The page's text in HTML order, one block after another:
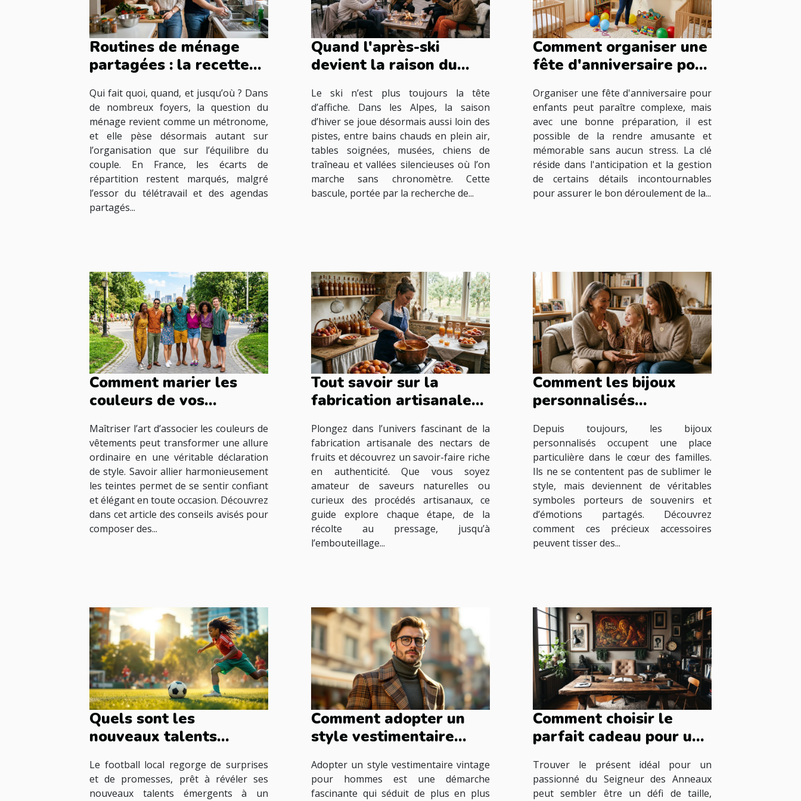
Routines de ménage
partagées : la recette
Qui fait quoi, quand, et jusqu’où ? Dans
de nombreux foyers, la question du
ménage revient comme un métronome,
et elle pèse désormais autant sur
l’organisation que sur l’équilibre du
couple. En France, les écarts de
répartition restent marqués, malgré
l’essor du télétravail et des agendas
partagés...
Quand l'après-ski
devient la raison du
Le ski n’est plus toujours la tête
d’affiche. Dans les Alpes, la saison
d’hiver se joue désormais aussi loin des
pistes, entre bains chauds en plein air,
tables soignées, musées, chiens de
traîneau et vallées silencieuses où l’on
marche sans chronomètre. Cette
bascule, portée par la recherche de...
Comment organiser une
fête d'anniversaire pour
Organiser une fête d'anniversaire pour
enfants peut paraître complexe, mais
avec une bonne préparation, il est
possible de la rendre amusante et
mémorable sans aucun stress. La clé
réside dans l'anticipation et la gestion
de certains détails incontournables
pour assurer le bon déroulement de la...
Comment marier les
couleurs de vos
harmonie parfaite ?
Maîtriser l’art d’associer les couleurs de
vêtements peut transformer une allure
ordinaire en une véritable déclaration
de style. Savoir allier harmonieusement
les teintes permet de se sentir confiant
et élégant en toute occasion. Découvrez
dans cet article des conseils avisés pour
composer des...
Tout savoir sur la
fabrication artisanale
Plongez dans l’univers fascinant de la
fabrication artisanale des nectars de
fruits et découvrez un savoir-faire riche
en authenticité. Que vous soyez
amateur de saveurs naturelles ou
curieux des procédés artisanaux, ce
guide explore chaque étape, de la
récolte au pressage, jusqu’à
l’embouteillage...
Comment les bijoux
personnalisés
familiaux ?
Depuis toujours, les bijoux
personnalisés occupent une place
particulière dans le cœur des familles.
Ils ne se contentent pas de sublimer le
style, mais deviennent de véritables
symboles porteurs de souvenirs et
d’émotions partagés. Découvrez
comment ces précieux accessoires
peuvent tisser des...
Quels sont les
nouveaux talents
football local ?
Le football local regorge de surprises
et de promesses, prêt à révéler ses
nouveaux talents émergents à un
Comment adopter un
style vestimentaire
Adopter un style vestimentaire vintage
pour hommes est une démarche
fascinante qui séduit de plus en plus
Comment choisir le
parfait cadeau pour un
Anneaux ?
Trouver le présent idéal pour un
passionné du Seigneur des Anneaux
peut sembler être un défi de taille,